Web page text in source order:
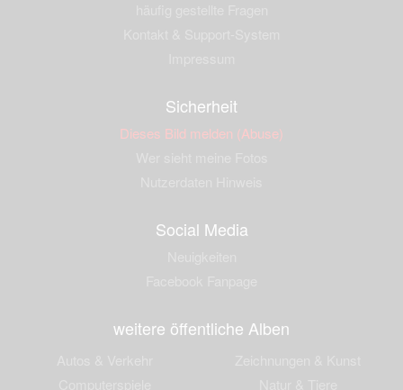
Sicherheit
Dieses Bild melden (Abuse)
Social Media
weitere öffentliche Alben